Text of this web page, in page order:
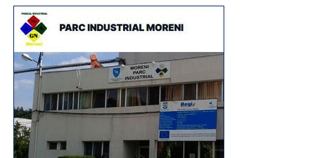
Urmărește Incomod Media și pe Google News
RECLAMA